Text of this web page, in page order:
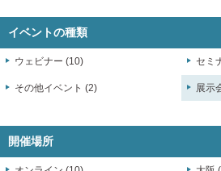
イベントの種類
ウェビナー (10) セミ
その他イベント (2) 展示
開催場所